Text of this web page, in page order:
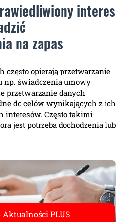
interes
na zapas
często opierają przetwarzanie
np. świadczenia umowy
przetwarzanie danych
do celów wynikających z ich
interesów. Często takimi
jest potrzeba dochodzenia lub